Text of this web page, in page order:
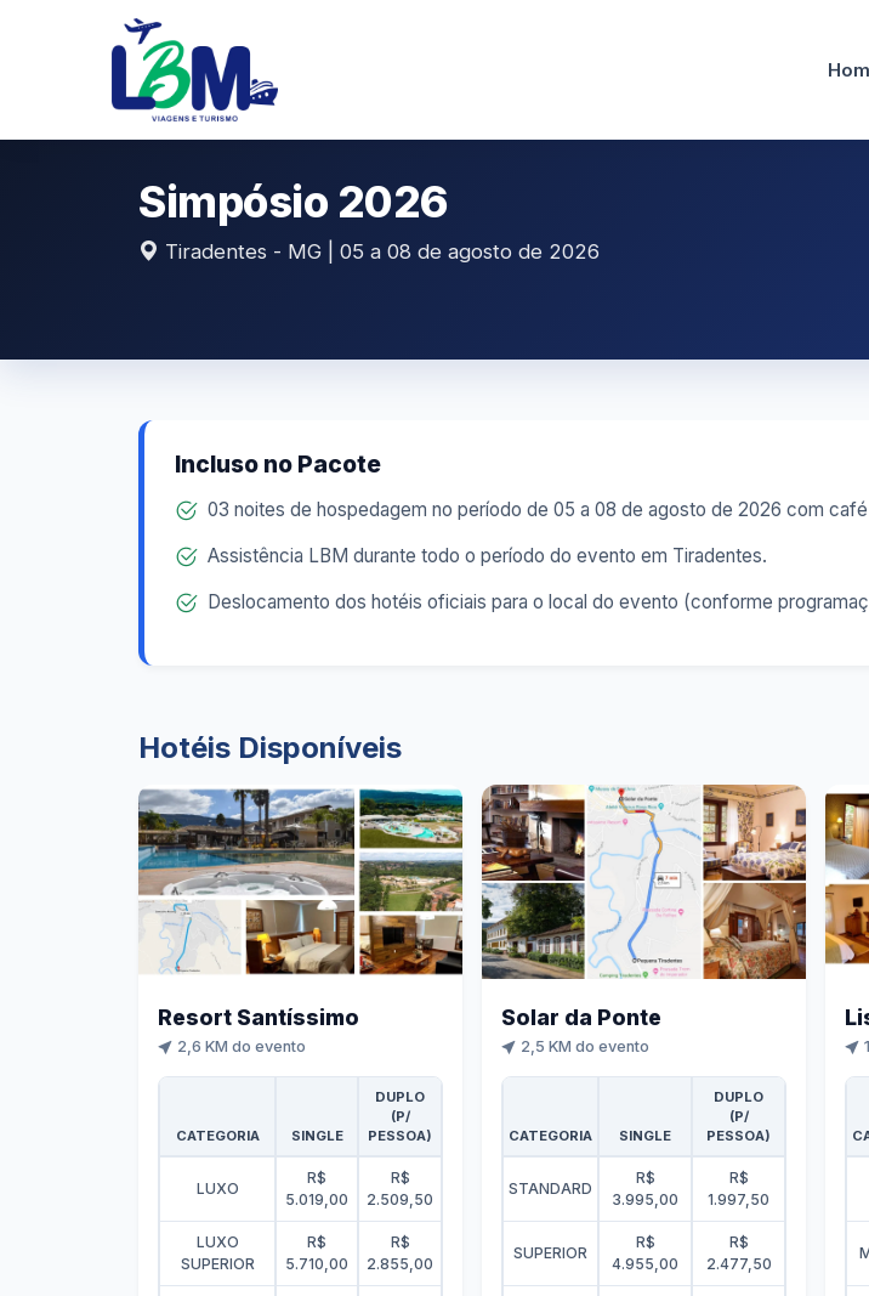
Simpósio 2026
Tiradentes - MG | 05 a 08 de agosto de 2026
Incluso no Pacote
03 noites de hospedagem no período de 05 a 08 de agosto de 2026 com
Assistência LBM durante todo o período do evento em Tiradentes.
Deslocamento dos hotéis oficiais para o local do evento (conforme
Hotéis Disponíveis
Resort Santíssimo
2,6 KM do evento
CATEGORIA SINGLE
DUPLO
(P/
PESSOA)
LUXO
R$
5.019,00
R$
2.509,50
LUXO
SUPERIOR
R$
5.710,00
R$
2.855,00
Solar da Ponte
2,5 KM do evento
CATEGORIA SINGLE
DUPLO
(P/
PESSOA)
STANDARD
R$
3.995,00
R$
1.997,50
SUPERIOR
R$
4.955,00
R$
2.477,50